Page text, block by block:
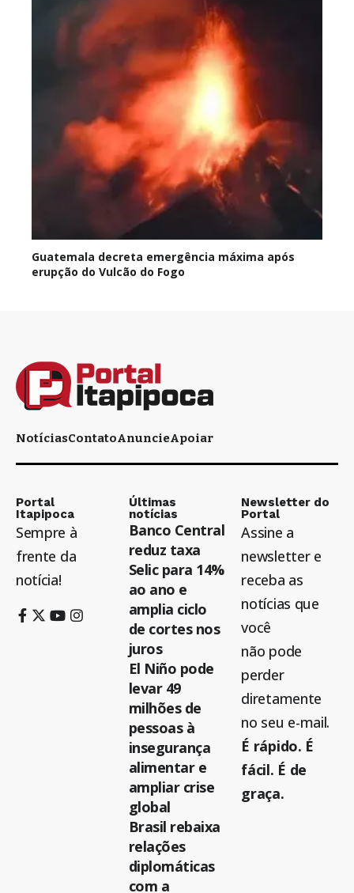
Guatemala decreta emergência máxima após
erupção do Vulcão do Fogo
NotíciasContatoAnuncieApoiar
Portal
Itapipoca
Sempre à
frente da
notícia!
Últimas
notícias
Banco Central
reduz taxa
Selic para 14%
ao ano e
amplia ciclo
de cortes nos
juros
El Niño pode
levar 49
milhões de
pessoas à
insegurança
alimentar e
ampliar crise
global
Brasil rebaixa
relações
diplomáticas
com a
Newsletter do
Portal
Assine a
newsletter e
receba as
notícias que
você
não pode
perder
diretamente
no seu e-mail.
É rápido. É
fácil. É de
graça.